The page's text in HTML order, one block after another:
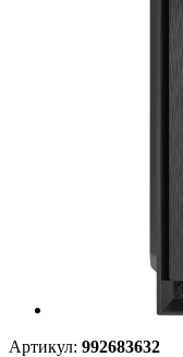
Артикул: 992683632